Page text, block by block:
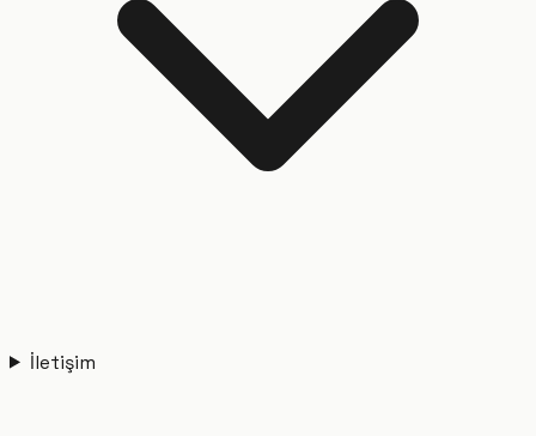
İletişim